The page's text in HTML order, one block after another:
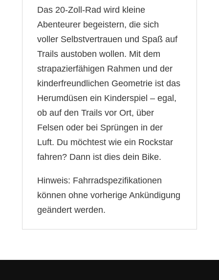
Das 20-Zoll-Rad wird kleine
Abenteurer begeistern, die sich
voller Selbstvertrauen und Spaß auf
Trails austoben wollen. Mit dem
strapazierfähigen Rahmen und der
kinderfreundlichen Geometrie ist das
Herumdüsen ein Kinderspiel – egal,
ob auf den Trails vor Ort, über
Felsen oder bei Sprüngen in der
Luft. Du möchtest wie ein Rockstar
fahren? Dann ist dies dein Bike.
Hinweis: Fahrradspezifikationen
können ohne vorherige Ankündigung
geändert werden.